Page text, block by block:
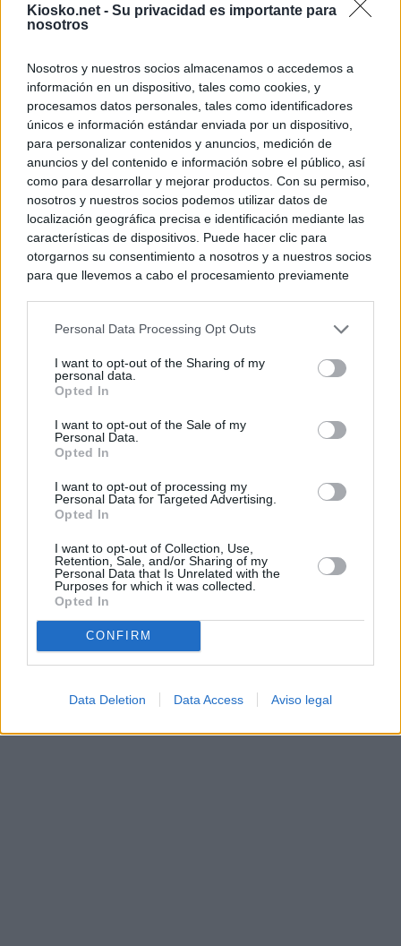
Kiosko.net - Su privacidad es importante para
nosotros
Nosotros y nuestros socios almacenamos o accedemos a
información en un dispositivo, tales como cookies, y
procesamos datos personales, tales como identificadores
únicos e información estándar enviada por un dispositivo,
para personalizar contenidos y anuncios, medición de
anuncios y del contenido e información sobre el público, así
como para desarrollar y mejorar productos. Con su permiso,
nosotros y nuestros socios podemos utilizar datos de
localización geográfica precisa e identificación mediante las
características de dispositivos. Puede hacer clic para
otorgarnos su consentimiento a nosotros y a nuestros socios
para que llevemos a cabo el procesamiento previamente
negar su consentimiento. Tenga en cuenta que algún
de su consentimiento, pero usted tiene el derecho de
rechazar tal procesamiento. Sus preferencias se aplicarán
cualquier momento entrando de nuevo en este sitio web o
visitando nuestra política de privacidad.
Personal Data Processing Opt Outs
I want to opt-out of the Sharing of my
personal data.
Opted In
I want to opt-out of the Sale of my
Personal Data.
Opted In
I want to opt-out of processing my
Personal Data for Targeted Advertising.
Opted In
I want to opt-out of Collection, Use,
Retention, Sale, and/or Sharing of my
Personal Data that Is Unrelated with the
Purposes for which it was collected.
Opted In
CONFIRM
Data Deletion Data Access Aviso legal